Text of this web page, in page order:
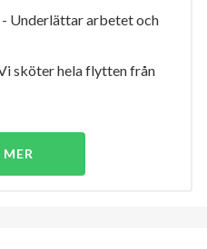
Underlättar arbetet och
sköter hela flytten från
MER